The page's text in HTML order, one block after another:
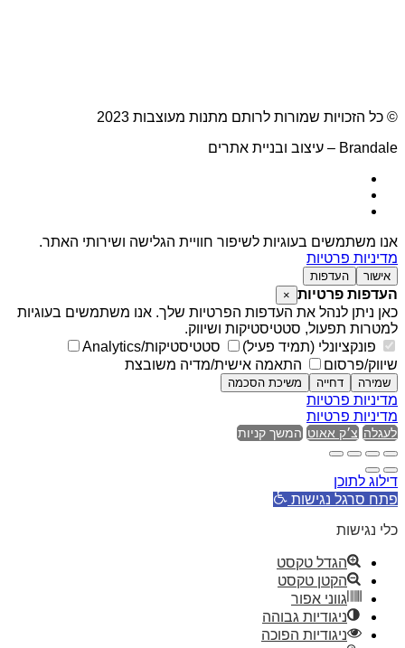
© כל הזכויות שמורות לרותם מתנות מעוצבות 2023
Brandale – עיצוב ובניית אתרים
אנו משתמשים בעוגיות לשיפור חוויית הגלישה ושירותי האתר.
מדיניות פרטיות
אישור העדפות
העדפות פרטיות ×
כאן ניתן לנהל את העדפות הפרטיות שלך. אנו משתמשים בעוגיות
למטרות תפעול, סטטיסטיקות ושיווק.
פונקציונלי (תמיד פעיל)
סטטיסטיקות/Analytics
שיווק/פרסום
התאמה אישית/מדיה משובצת
שמירה דחייה משיכת הסכמה
מדיניות פרטיות
מדיניות פרטיות
לעגלה צ׳ק אאוט המשך קניות
דילוג לתוכן
פתח סרגל נגישות
כלי נגישות
הגדל טקסט
הקטן טקסט
גווני אפור
ניגודיות גבוהה
ניגודיות הפוכה